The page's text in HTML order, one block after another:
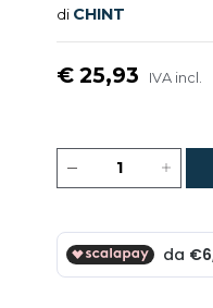
di CHINT
€ 25,93 IVA incl.